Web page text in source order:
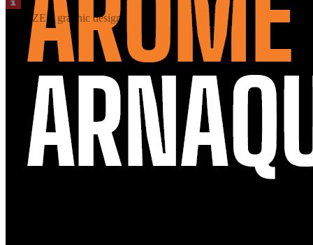
© ENZED graphic design